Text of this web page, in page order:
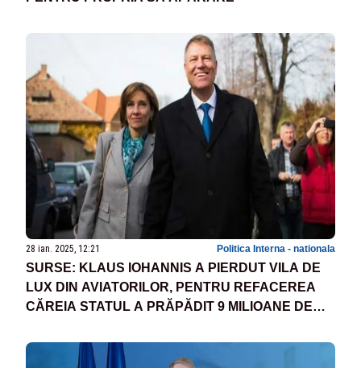
28 ian. 2025, 12:21 Politica Interna - nationala
SURSE: KLAUS IOHANNIS A PIERDUT VILA DE
LUX DIN AVIATORILOR, PENTRU REFACEREA
CĂREIA STATUL A PRĂPĂDIT 9 MILIOANE DE